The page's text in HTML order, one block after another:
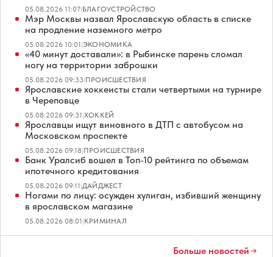
05.08.2026 11:07|БЛАГОУСТРОЙСТВО
Мэр Москвы назвал Ярославскую область в списке
на продление наземного метро
05.08.2026 10:01|ЭКОНОМИКА
«40 минут доставали»: в Рыбинске парень сломал
ногу на территории заброшки
05.08.2026 09:33|ПРОИСШЕСТВИЯ
Ярославские хоккеисты стали четвертыми на турнире
в Череповце
05.08.2026 09:31|ХОККЕЙ
Ярославцы ищут виновного в ДТП с автобусом на
Московском проспекте
05.08.2026 09:18|ПРОИСШЕСТВИЯ
Банк Уралсиб вошел в Топ-10 рейтинга по объемам
ипотечного кредитования
05.08.2026 09:11|ДАЙДЖЕСТ
Ногами по лицу: осужден хулиган, избивший женщину
в ярославском магазине
05.08.2026 08:01|КРИМИНАЛ
Больше новостей